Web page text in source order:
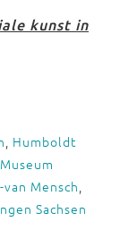
kunst in
, Humboldt
Mensch,
Sachsen